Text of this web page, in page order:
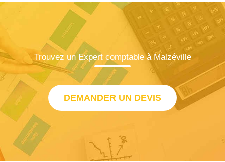
Trouvez un Expert comptable à Malzéville
DEMANDER UN DEVIS